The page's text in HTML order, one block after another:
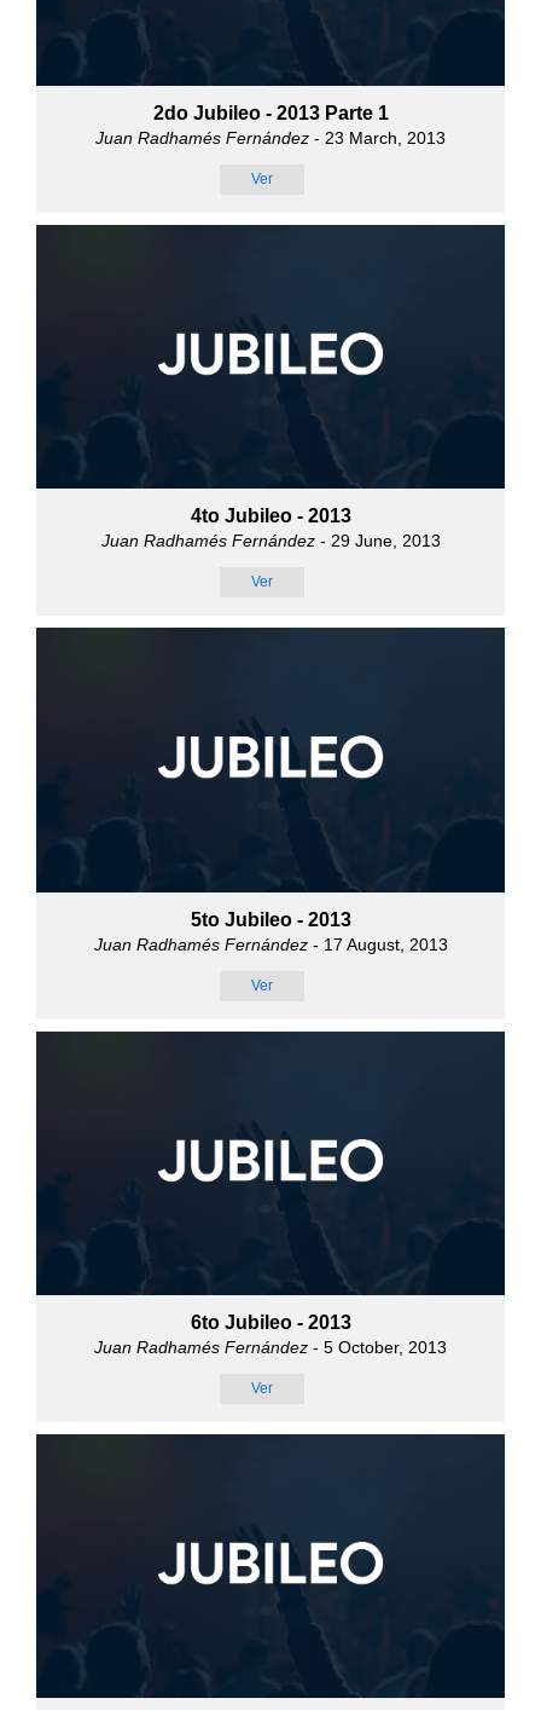
2do Jubileo - 2013 Parte 1
Juan Radhamés Fernández - 23 March, 2013
Ver
4to Jubileo - 2013
Juan Radhamés Fernández- 29 June, 2013
Ver
5to Jubileo - 2013
Juan Radhamés Fernández- 17 August, 2013
Ver
6to Jubileo - 2013
Juan Radhamés Fernández - 5 October, 2013
Ver